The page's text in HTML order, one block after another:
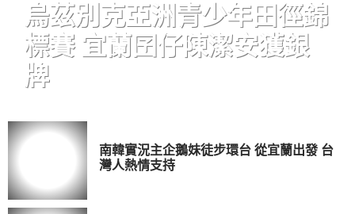
烏茲別克亞洲青少年田徑錦
標賽 宜蘭囝仔陳潔安獲銀
牌
南韓實況主企鵝妹徒步環台 從宜蘭出發 台
灣人熱情支持